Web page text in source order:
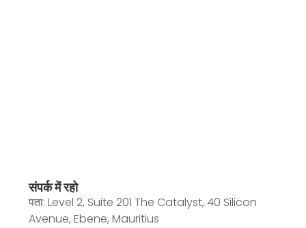
संपर्क में रहो
पता: Level 2, Suite 201 The Catalyst, 40 Silicon
Avenue, Ebene, Mauritius